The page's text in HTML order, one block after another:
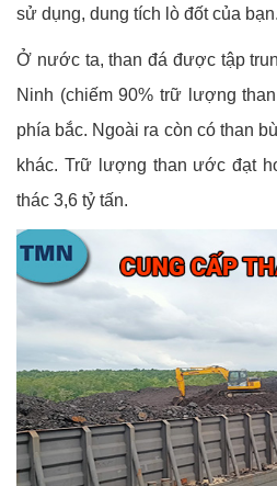
sử dụng, dung tích lò đốt của bạn.
Ở nước ta, than đá được tập
Ninh (chiếm 90% trữ lượng
phía bắc. Ngoài ra còn có than
khác. Trữ lượng than ước đạt
thác 3,6 tỷ tấn.